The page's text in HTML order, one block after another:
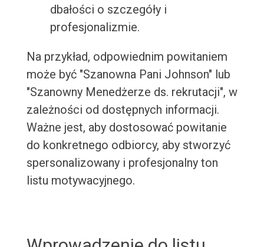
dbałości o szczegóły i
profesjonalizmie.
Na przykład, odpowiednim powitaniem
może być "Szanowna Pani Johnson" lub
"Szanowny Menedżerze ds. rekrutacji", w
zależności od dostępnych informacji.
Ważne jest, aby dostosować powitanie
do konkretnego odbiorcy, aby stworzyć
spersonalizowany i profesjonalny ton
listu motywacyjnego.